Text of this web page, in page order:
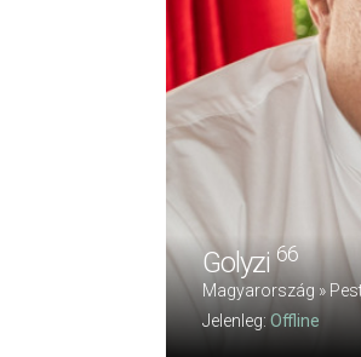
Golyzi66
Magyarország »
Jelenleg: Offline